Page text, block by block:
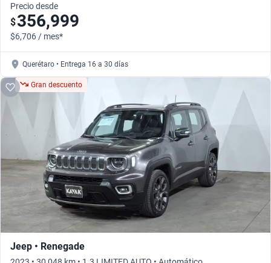
Precio desde
$356,999
$6,706 / mes*
Querétaro • Entrega 16 a 30 días
Gran descuento
Jeep • Renegade